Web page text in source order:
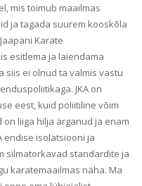
mis toimub maailmas
ja tagada suurem kooskõla
Karate
esitlema ja laiendama
siis ei olnud ta valmis vastu
JKA on
eest, kuid poliitiline võim
liiga hilja ärganud ja enam
endise isolatsiooni ja
silmatorkavad standardite ja
karatemaailmas näha. Ma